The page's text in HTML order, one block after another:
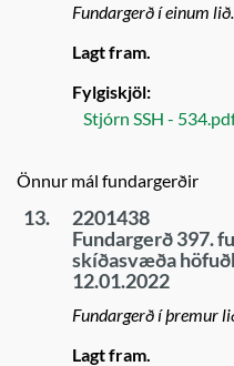
Fundargerð í einum lið.
Lagt fram.
Fylgiskjöl:
Stjórn SSH -
Önnur mál fundargerðir
13.
2201438
Fundargerð 397.
skíðasvæða
12.01.2022
Fundargerð í þremur
Lagt fram.